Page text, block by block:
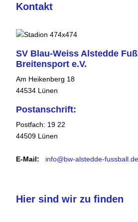
Kontakt
SV Blau-Weiss Alstedde
Breitensport e.V.
Am Heikenberg 18
44534 Lünen
Postanschrift:
Postfach: 19 22
44509 Lünen
E-Mail: info@bw-alstedde-fussball.de
Hier sind wir zu finden